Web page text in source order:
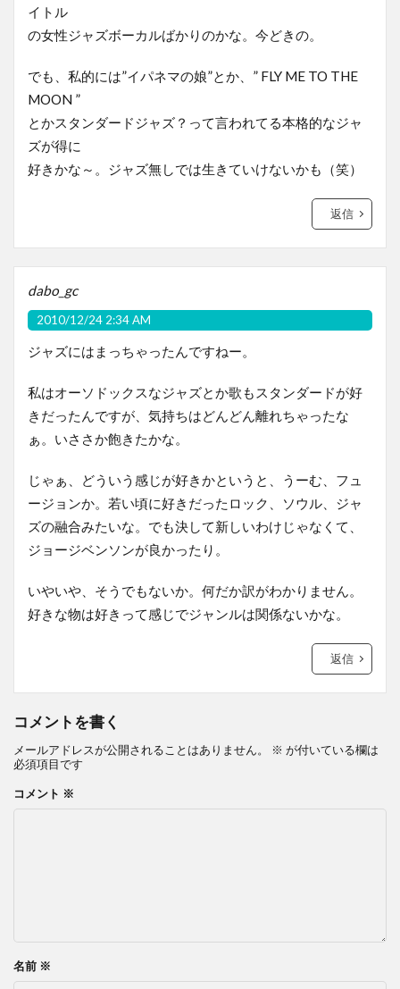
イトル
の女性ジャズボーカルばかりのかな。今どきの。
でも、私的には”イパネマの娘”とか、” FLY ME TO THE
MOON ”
とかスタンダードジャズ？って言われてる本格的なジャ
ズが得に
好きかな～。ジャズ無しでは生きていけないかも（笑）
返信
dabo_gc
2010/12/24 2:34 AM
ジャズにはまっちゃったんですねー。
私はオーソドックスなジャズとか歌もスタンダードが好
きだったんですが、気持ちはどんどん離れちゃったな
ぁ。いささか飽きたかな。
じゃぁ、どういう感じが好きかというと、うーむ、フュ
ージョンか。若い頃に好きだったロック、ソウル、ジャ
ズの融合みたいな。でも決して新しいわけじゃなくて、
ジョージベンソンが良かったり。
いやいや、そうでもないか。何だか訳がわかりません。
好きな物は好きって感じでジャンルは関係ないかな。
返信
コメントを書く
メールアドレスが公開されることはありません。 ※ が付いている欄は
必須項目です
コメント ※
名前 ※